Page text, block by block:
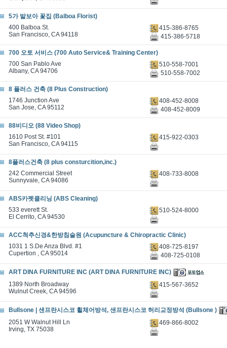
5가 발보아 꽃집 (Balboa Florist)
400 Balboa St.
San Francisco, CA 94118
415-386-8765
415-386-5718
700 오토 서비스 (700 Auto Service& Training Center)
700 San Pablo Ave
Albany, CA 94706
510-558-7001
510-558-7002
8 플러스 건축 (8 Plus Construction)
1746 Junction Ave
San Jose, CA 95112
408-452-8008
408-452-8009
88비디오 (88 Video Shop)
1610 Post St. #101
San Francisco, CA 94115
415-922-0303
8플러스건축 (8 plus consturcition,inc.)
242 Commercial Street
Sunnyvale, CA 94086
408-733-8008
ABS카펫클리닝 (ABS Cleaning)
533 everett St.
El Cerrito, CA 94530
510-524-8000
ACC척추신경&한방침술원 (Acupuncture & Chiropractic Clinic)
1031 1 S.De Anza Blvd. #1
Cupertion , CA 95014
408-725-8197
408-725-0108
ART DINA FURNITURE INC (ART DINA FURNITURE INC)
1389 North Broadway
Wulnut Creek, CA 94596
415-567-3652
Bullsone | 샌프란시스코 휠체어방석, 샌프란시스코 허리교정방석 (Bullsone )
2051 W Walnut Hill Ln
Irving, TX 75038
469-866-8002